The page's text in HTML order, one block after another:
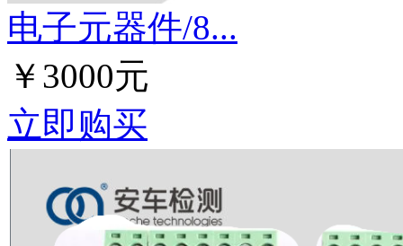
电子元器件/8...
￥3000元
立即购买